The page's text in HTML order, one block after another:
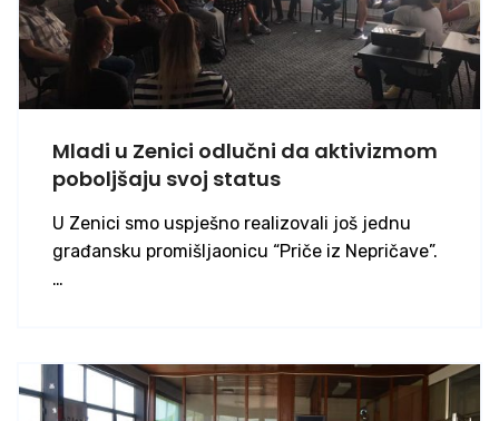
Mladi u Zenici odlučni da aktivizmom
poboljšaju svoj status
U Zenici smo uspješno realizovali još jednu
građansku promišljaonicu “Priče iz Nepričave”.
…